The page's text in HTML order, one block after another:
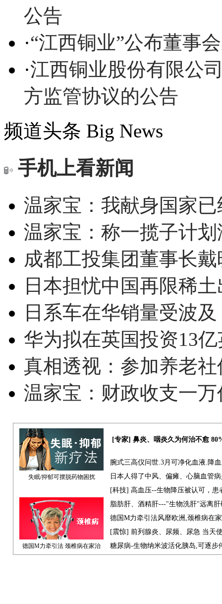
公告
·“江西铜业”公布董事
·江西铜业股份有限公
方监管协议的公告
频道头条 Big News
手机上看新闻
温家宝：我献身国家
温家宝：称一揽子计
成都工投集团董事长
日本担忧中国再限稀
日系车在华销量受波
华为拟在英国投资13
真相透视：参加养老
温家宝：财政收支一
失眠/抑郁可摆脱药物困扰
[专家] 鼻炎、咽炎久为何治不愈
腕式三高仪问世.3月可净化血液.降
日本人得了中风、偏瘫、心脑血管
[科技] 高血压--生物降压被认可，患
德国M力牵引法 颈椎病在家治
脂肪肝、酒精肝---"生物洗肝"远离肝
德国M力牵引法风靡欧洲,颈椎病在
[震惊] 前列腺炎、尿频、尿急 当天
糖尿病-生物纳米波活化胰岛,可逐步